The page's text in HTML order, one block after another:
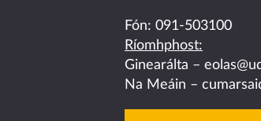
instagram
youtube
Fón: 091-503100
Ríomhphost:
Ginearálta –
Na Meáin –